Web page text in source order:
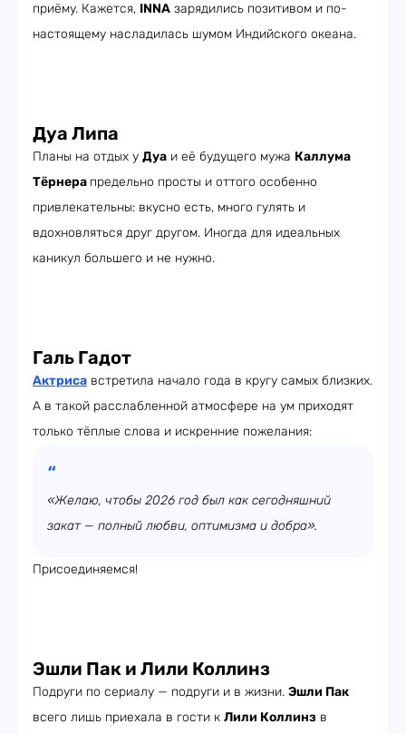
приёму. Кажется, INNA зарядились позитивом и по-
настоящему насладилась шумом Индийского океана.
Дуа Липа
Планы на отдых у Дуа и её будущего мужа Каллума
Тёрнера предельно просты и оттого особенно
привлекательны: вкусно есть, много гулять и
вдохновляться друг другом. Иногда для идеальных
каникул большего и не нужно.
Галь Гадот
Актриса встретила начало года в кругу самых близких.
А в такой расслабленной атмосфере на ум приходят
только тёплые слова и искренние пожелания:
«Желаю, чтобы 2026 год был как сегодняшний
закат — полный любви, оптимизма и добра».
Присоединяемся!
Эшли Пак и Лили Коллинз
Подруги по сериалу — подруги и в жизни. Эшли Пак
всего лишь приехала в гости к Лили Коллинз в